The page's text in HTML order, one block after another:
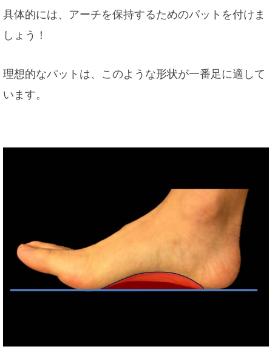
具体的には、アーチを保持するためのパットを付けま
しょう！
理想的なパットは、このような形状が一番足に適して
います。